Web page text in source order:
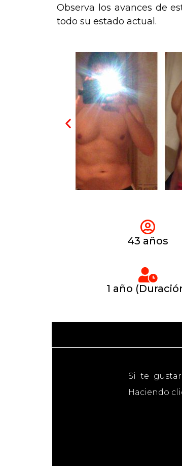
Observa los avances de
todo su estado actual.
43 años
1 año
Si te
Haciendo